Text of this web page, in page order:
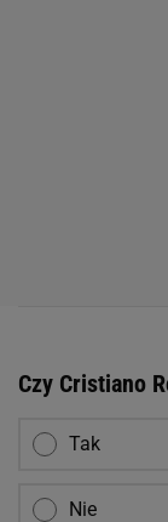
Czy Cristiano
Tak
Nie